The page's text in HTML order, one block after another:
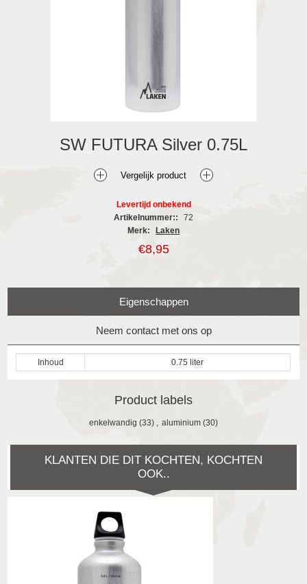
SW FUTURA Silver 0.75L
Levertijd onbekend
Artikelnummer::
72
Merk:
Laken
€8,95
Eigenschappen
Neem contact met ons op
Inhoud 0.75 liter
Product labels
enkelwandig (33) aluminium (30)
KLANTEN DIE DIT KOCHTEN, KOCHTEN
OOK..